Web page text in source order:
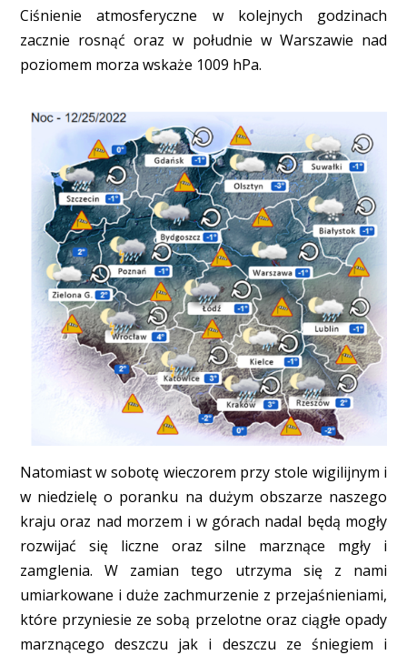
Ciśnienie atmosferyczne w kolejnych godzinach
zacznie rosnąć oraz w południe w Warszawie nad
poziomem morza wskaże 1009 hPa.
Natomiast w sobotę wieczorem przy stole wigilijnym i
w niedzielę o poranku na dużym obszarze naszego
kraju oraz nad morzem i w górach nadal będą mogły
rozwijać się liczne oraz silne marznące mgły i
zamglenia. W zamian tego utrzyma się z nami
umiarkowane i duże zachmurzenie z przejaśnieniami,
które przyniesie ze sobą przelotne oraz ciągłe opady
marznącego deszczu jak i deszczu ze śniegiem i